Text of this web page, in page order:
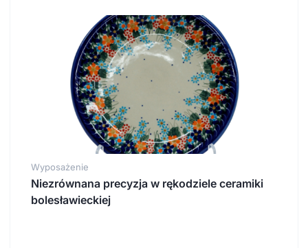
Wyposażenie
Niezrównana precyzja w rękodziele ceramiki
bolesławieckiej